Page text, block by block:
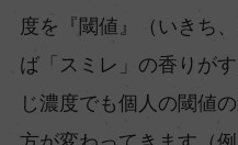
度を『閾値』（いきち
ば「スミレ」の香りが
じ濃度でも個人の閾値